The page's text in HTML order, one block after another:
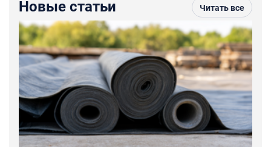
Новые статьи Читать все